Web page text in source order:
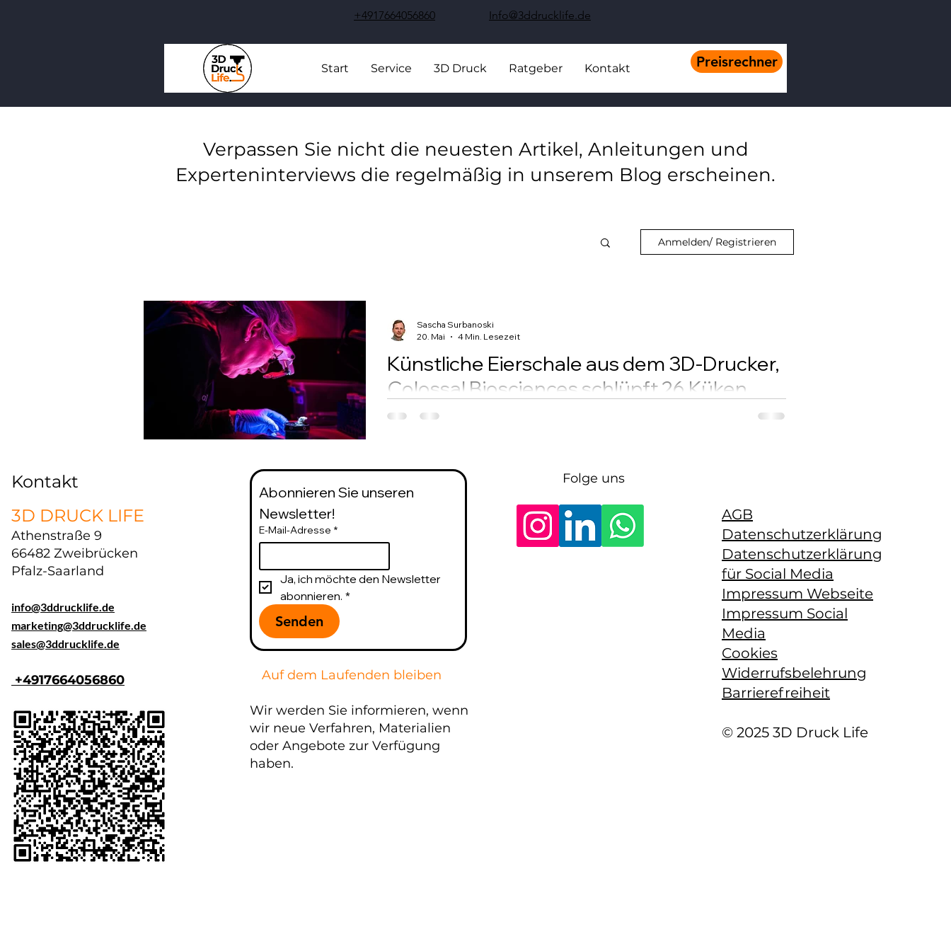
+4917664056860 Info@3ddrucklife.de
Start Service 3D Druck Ratgeber Kontakt Preisrechner
Verpassen Sie nicht die neuesten Artikel, Anleitungen und
Experteninterviews die regelmäßig in unserem Blog erscheinen.
Anmelden/ Registrieren
Künstliche Eierschale aus dem 3D-Drucker,
Colossal Biosciences schlüpft 26 Küken
Colossal Biosciences hat erstmals 26 lebende Küken in einem 3D-
ausgestorbener Vogelarten.
Sascha Surbanoski
20. Mai
4 Min. Lesezeit
Kontakt
3D DRUCK LIFE
Athenstraße 9
66482 Zweibrücken
Pfalz-Saarland
info@3ddrucklife.de
marketing@3ddrucklife.de
​sales@3ddrucklife.de
+4917664056860
Abonnieren Sie unseren
Newsletter!
E-Mail-Adresse *
Ja, ich möchte den Newsletter
abonnieren. *
Senden
Auf dem Laufenden bleiben
Wir werden Sie informieren, wenn
wir neue Verfahren, Materialien
oder Angebote zur Verfügung
haben.
Folge uns
AGB
Datenschutzerklärung
Datenschutzerklärung
für Social Media
Impressum Webseite
Impressum Social
Media
Cookies
Widerrufsbelehrung
Barrierefreiheit
© 2025 3D Druck Life